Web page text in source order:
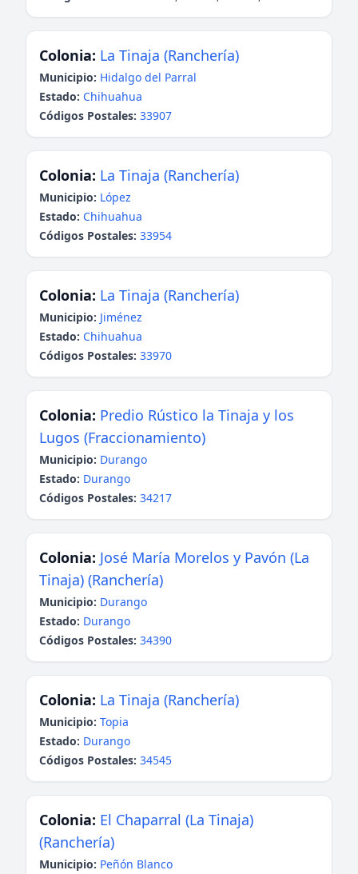
Colonia: La Tinaja (Ranchería)
Municipio: Hidalgo del Parral
Estado: Chihuahua
Códigos Postales: 33907
Colonia: La Tinaja (Ranchería)
Municipio: López
Estado: Chihuahua
Códigos Postales: 33954
Colonia: La Tinaja (Ranchería)
Municipio: Jiménez
Estado: Chihuahua
Códigos Postales: 33970
Colonia: Predio Rústico la Tinaja y los
Lugos (Fraccionamiento)
Municipio: Durango
Estado: Durango
Códigos Postales: 34217
Colonia: José María Morelos y Pavón (La
Tinaja) (Ranchería)
Municipio: Durango
Estado: Durango
Códigos Postales: 34390
Colonia: La Tinaja (Ranchería)
Municipio: Topia
Estado: Durango
Códigos Postales: 34545
Colonia: El Chaparral (La Tinaja)
(Ranchería)
Municipio: Peñón Blanco